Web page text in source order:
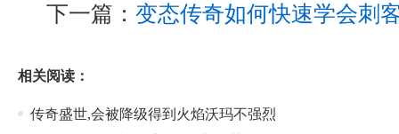
下一篇： 变态传奇如何快速学会刺
相关阅读：
传奇盛世,会被降级得到火焰沃玛不强烈